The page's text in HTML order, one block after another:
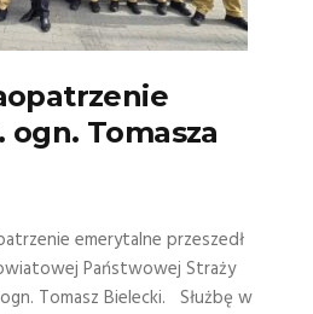
Tomasza
emerytalne przeszedł
Państwowej Straży
Tomasz Bielecki. Służbę w